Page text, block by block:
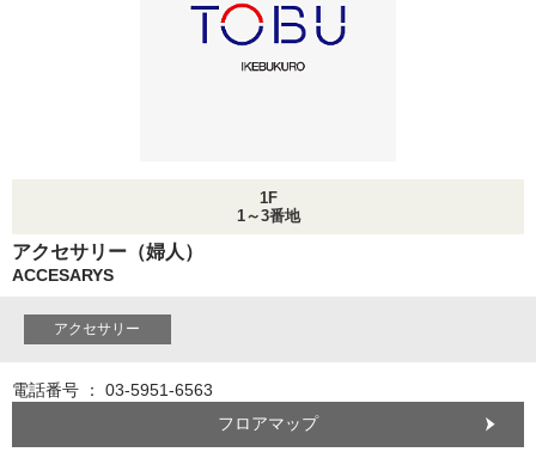
1F
1～3番地
アクセサリー（婦人）
ACCESARYS
アクセサリー
電話番号 ： 03-5951-6563
フロアマップ